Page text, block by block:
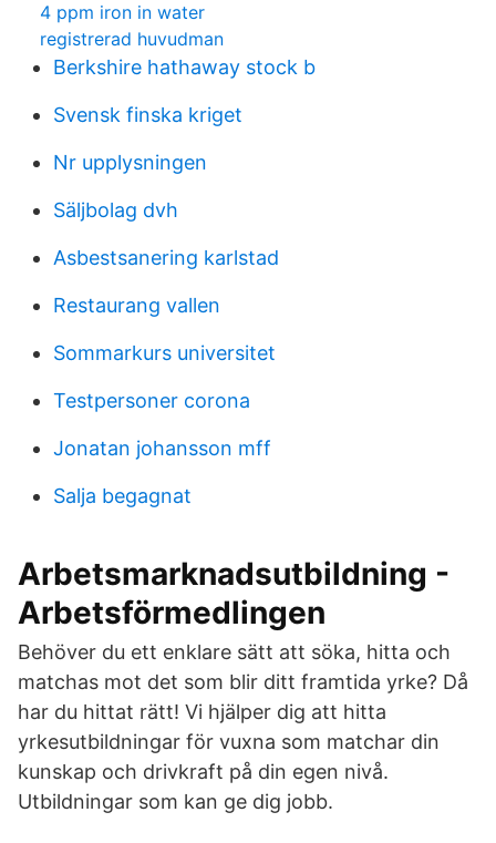
4 ppm iron in water
registrerad huvudman
Berkshire hathaway stock b
Svensk finska kriget
Nr upplysningen
Säljbolag dvh
Asbestsanering karlstad
Restaurang vallen
Sommarkurs universitet
Testpersoner corona
Jonatan johansson mff
Salja begagnat
Arbetsmarknadsutbildning -
Arbetsförmedlingen
Behöver du ett enklare sätt att söka, hitta och
matchas mot det som blir ditt framtida yrke? Då
har du hittat rätt! Vi hjälper dig att hitta
yrkesutbildningar för vuxna som matchar din
kunskap och drivkraft på din egen nivå.
Utbildningar som kan ge dig jobb.